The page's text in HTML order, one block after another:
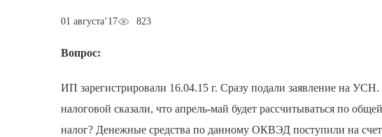
01 августа’17 823
Вопрос:
ИП зарегистрировали 16.04.15 г. Сразу подали заявление на
налоговой сказали, что апрель-май будет рассчитываться по
налог? Денежные средства по данному ОКВЭД поступили на